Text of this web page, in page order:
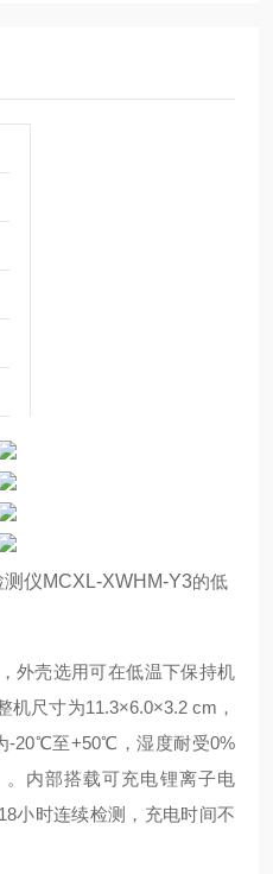
仪MCXL-XWHM-Y3的低
外壳选用可在低温下保持机
机尺寸为11.3×6.0×3.2 cm，
-20℃至+50℃，湿度耐受0%
内部搭载可充电锂离子电
小时连续检测，充电时间不